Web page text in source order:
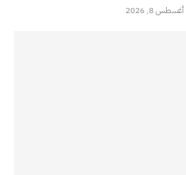
أغسطس 8, 2026